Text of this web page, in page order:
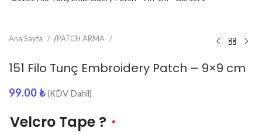
Ana Sayfa /PATCH ARMA
151 Filo Tunç Embroidery Patch – 9×9 cm
99.00₺ (KDV Dahil)
Velcro Tape ? *